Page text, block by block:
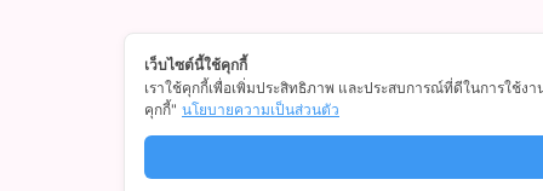
เว็บไซต์นี้ใช้คุกกี้
เราใช้คุกกี้เพื่อเพิ่มประสิทธิภาพ และประสบการณ์ที่ดีในการใช้
คุกกี้" นโยบายความเป็นส่วนตัว